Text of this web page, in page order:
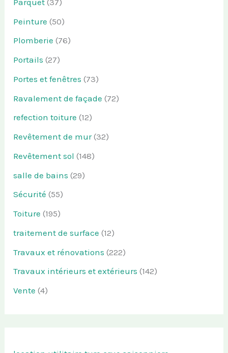
Peinture (50)
Plomberie (76)
Portails (27)
Portes et fenêtres (73)
Ravalement de façade (72)
refection toiture (12)
Revêtement de mur(32)
Revêtement sol (148)
salle de bains (29)
Sécurité (55)
Toiture (195)
traitement de surface (12)
Travaux et rénovations (222)
Travaux intérieurs et extérieurs (142)
Vente (4)